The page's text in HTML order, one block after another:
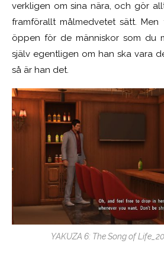
verkligen om sina nära, och gör
framförallt målmedvetet sätt.
öppen för de människor som du
själv egentligen om han ska vara
så är han det.
YAKUZA 6: The Song of